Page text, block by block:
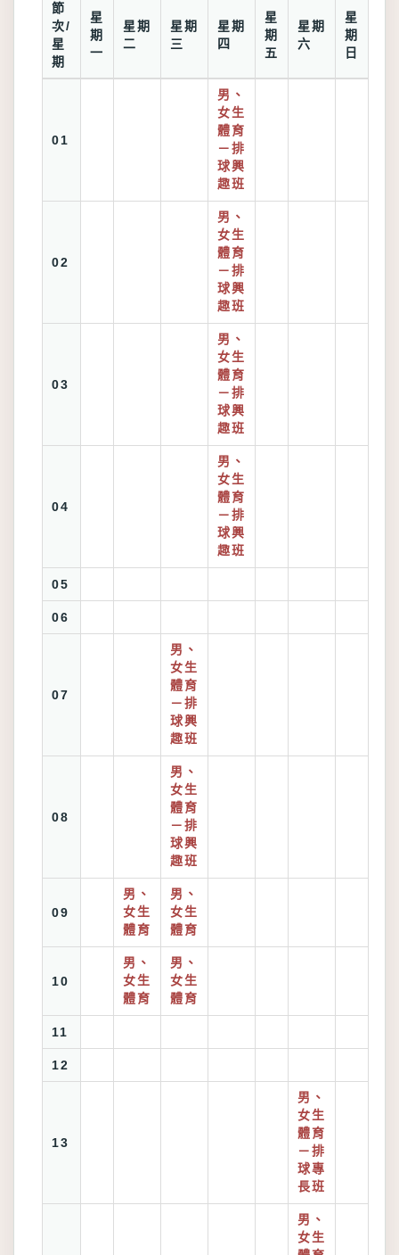
節
次/
星
期
星
期
一
星期
二
星期
三
星期
四
星
期
五
星期
六
星
期
日
01
男、
女生
體育
－排
球興
趣班
02
男、
女生
體育
－排
球興
趣班
03
男、
女生
體育
－排
球興
趣班
04
男、
女生
體育
－排
球興
趣班
05
06
07
男、
女生
體育
－排
球興
趣班
08
男、
女生
體育
－排
球興
趣班
09
男、
女生
體育
男、
女生
體育
10
男、
女生
體育
男、
女生
體育
11
12
13
男、
女生
體育
－排
球專
長班
男、
女生